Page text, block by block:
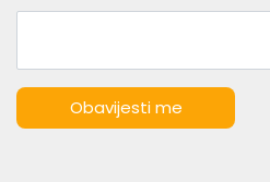
Obavijesti me